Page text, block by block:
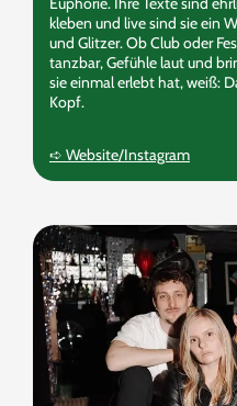
kleben und live sind sie ein
und Glitzer. Ob Club oder
tanzbar, Gefühle laut und
sie einmal erlebt hat, weiß:
Kopf.
➪ Website/Instagram